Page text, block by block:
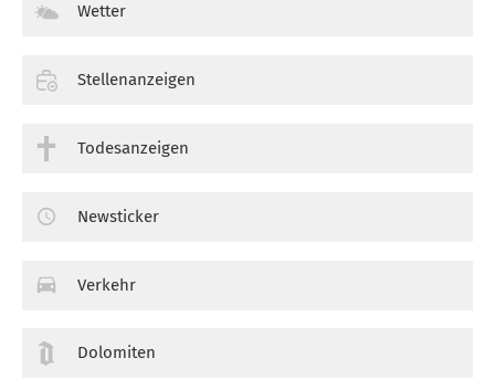
Wetter
Stellenanzeigen
Todesanzeigen
Newsticker
Verkehr
Dolomiten